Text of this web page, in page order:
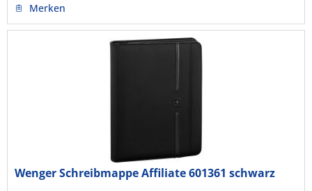
Merken
Wenger Schreibmappe Affiliate 601361 schwarz